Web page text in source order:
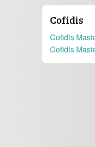
Cofidis
Cofidis
Cofidis